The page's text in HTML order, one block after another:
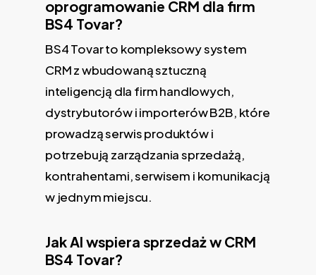
oprogramowanie CRM dla firm
BS4 Tovar?
BS4 Tovar to kompleksowy system
CRM z wbudowaną sztuczną
inteligencją dla firm handlowych,
dystrybutorów i importerów B2B, które
prowadzą serwis produktów i
potrzebują zarządzania sprzedażą,
kontrahentami, serwisem i komunikacją
w jednym miejscu.
Jak AI wspiera sprzedaż w CRM
BS4 Tovar?